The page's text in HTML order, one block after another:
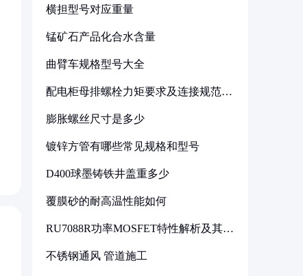
横担型号对应重量
锰矿石产品化合水含量
曲臂车规格型号大全
配电柜母排螺栓力矩要求及连接规范详
膨胀螺丝尺寸是多少
镀锌方管有哪些常见规格和型号
D400球墨铸铁井盖重多少
覆膜砂的耐高温性能如何
RU7088R功率MOSFET特性解析及其在
不锈钢通风 管道施工